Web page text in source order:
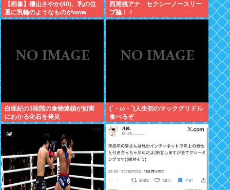
【画像】磯山さやか(40)、乳の位
置に乳輪のようなものがwww
西尾桃アナ セクシーノースリー
ブ脇！！
白亜紀の3段階の食物連鎖が如実
にわかる化石を発見
(´・ω・`)人生初のマックグリドル
食べるぞ